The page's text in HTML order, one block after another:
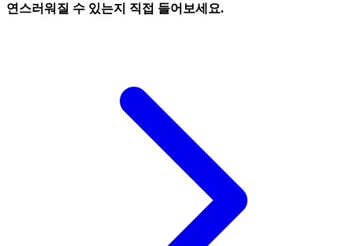
연스러워질 수 있는지 직접 들어보세요.